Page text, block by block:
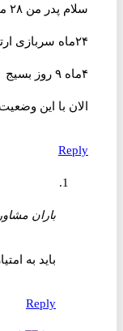
سلام پدر من ۲۸ ماه ۹ روز جبه دارن
الان با این وضعیت
Reply
باران مشاوره3 سال ago
باید به امتیاز 30 برسه
Reply